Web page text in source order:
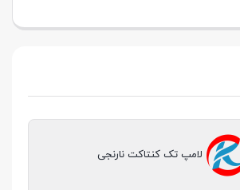
لامپ تک کنتاکت نارنجی